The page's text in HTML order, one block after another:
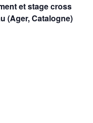
et stage cross
(Ager, Catalogne)